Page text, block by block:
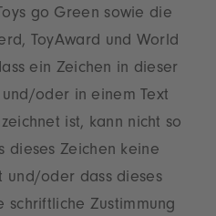
go Green sowie die
ToyAward und World
ein Zeichen in dieser
oder in einem Text
ist, kann nicht so
dieses Zeichen keine
und/oder dass dieses
Zustimmung